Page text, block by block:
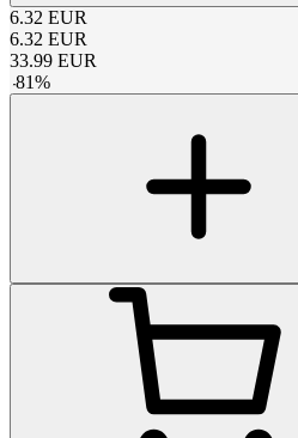
6.32 EUR
6.32 EUR
33.99 EUR
-81%